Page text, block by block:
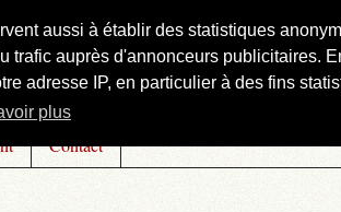
aussi à établir des statistiques
auprès d'annonceurs publicitaires.
adresse IP, en particulier à des fins
plus
Contact